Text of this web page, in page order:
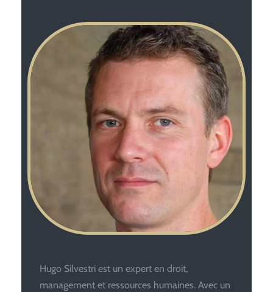
Hugo Silvestri est un expert en droit,
management et ressources humaines. Avec un